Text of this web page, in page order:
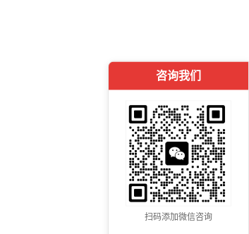
咨询我们
扫码添加微信咨询